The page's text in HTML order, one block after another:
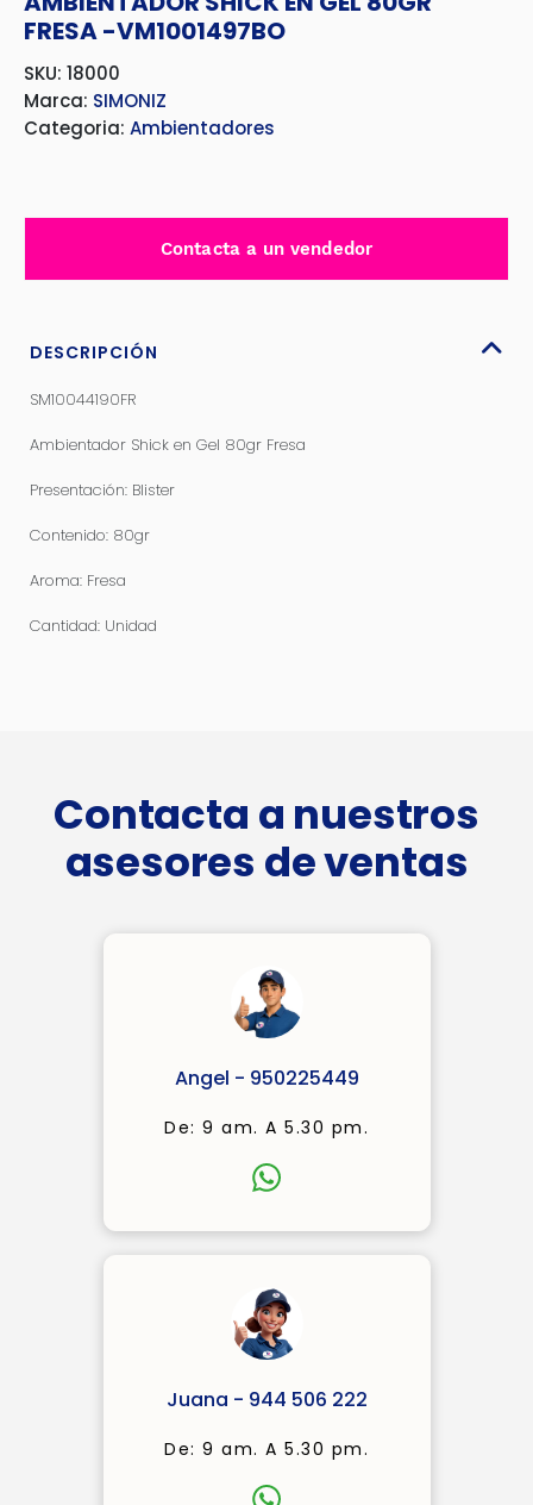
FRESA -VM1001497BO
SKU: 18000
Marca: SIMONIZ
Categoria: Ambientadores
Contacta a un vendedor
DESCRIPCIÓN
SM10044190FR
Ambientador Shick en Gel 80gr Fresa
Presentación: Blister
Contenido: 80gr
Aroma: Fresa
Cantidad: Unidad
Contacta a nuestros
asesores de ventas
Angel - 950225449
De: 9 am. A 5.30 pm.
Juana - 944 506 222
De: 9 am. A 5.30 pm.